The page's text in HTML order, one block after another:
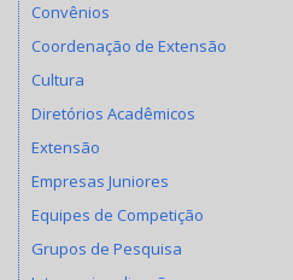
Convênios
Coordenação de Extensão
Cultura
Diretórios Acadêmicos
Extensão
Empresas Juniores
Equipes de Competição
Grupos de Pesquisa